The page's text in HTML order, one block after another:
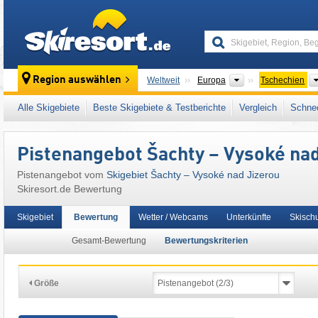
Region auswählen Weltweit Europa Kontinente
Tschechien
Dieses Skigebiet liegt auch in:
Mitteleuropa Europäische Union
Alle Skigebiete Beste Skigebiete & Testberichte Vergleich
Pistenangebot Šachty – Vysoké
Pistenangebot vom Skigebiet Šachty – Vysoké nad Jizerou
Skiresort.de Bewertung
Skigebiet Bewertung
Gesamt-Bewertung Bewertungskriterien
Wetter / Webcams Unterkünfte
Größe